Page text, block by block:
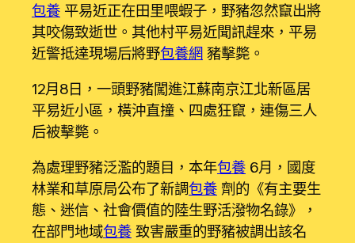
包養 平易近正在田里喂蝦子，野豬忽然竄出將
其咬傷致逝世。其他村平易近聞訊趕來，平易
近警抵達現場后將野包養網 豬擊斃。
12月8日，一頭野豬闖進江蘇南京江北新區居
平易近小區，橫沖直撞、四處狂竄，連傷三人
后被擊斃。
為處理野豬泛濫的題目，本年包養 6月，國度
林業和草原局公布了新調包養 劑的《有主要生
態、迷信、社會價值的陸生野活潑物名錄》，
在部門地域包養 致害嚴重的野豬被調出該名